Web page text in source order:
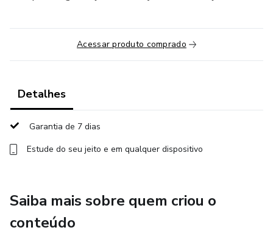
Acessar produto comprado
Detalhes
Garantia de 7 dias
Estude do seu jeito e em qualquer dispositivo
Saiba mais sobre quem criou o
conteúdo